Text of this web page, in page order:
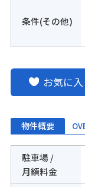
条件(その他)
お気に
物件概要
駐車場 /
月額料金